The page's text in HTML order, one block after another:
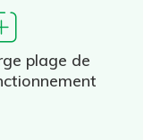
plage de